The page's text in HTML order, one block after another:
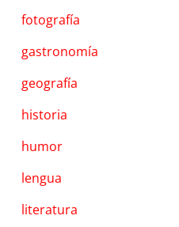
fotografía
gastronomía
geografía
historia
humor
lengua
literatura